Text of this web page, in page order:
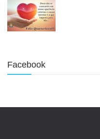
Facebook